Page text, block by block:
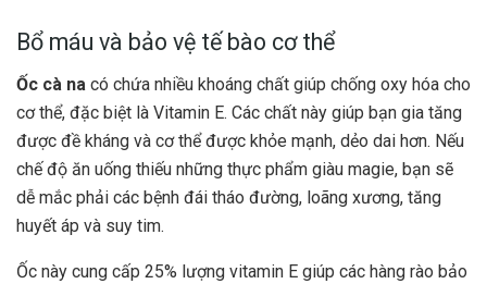
Bổ máu và bảo vệ tế bào cơ thể
Ốc cà na có chứa nhiều khoáng chất giúp chống oxy hóa cho
cơ thể, đặc biệt là Vitamin E. Các chất này giúp bạn gia tăng
được đề kháng và cơ thể được khỏe mạnh, dẻo dai hơn. Nếu
chế độ ăn uống thiếu những thực phẩm giàu magie, bạn sẽ
dễ mắc phải các bệnh đái tháo đường, loãng xương, tăng
huyết áp và suy tim.
Ốc này cung cấp 25% lượng vitamin E giúp các hàng rào bảo